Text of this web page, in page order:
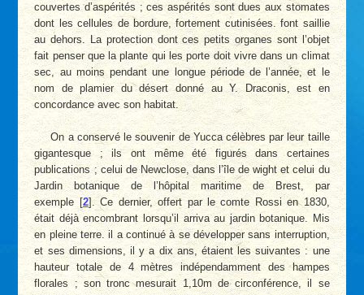
couvertes d’aspérités ; ces aspérités sont dues aux stomates
dont les cellules de bordure, fortement cutinisées. font saillie
au dehors. La protection dont ces petits organes sont l’objet
fait penser que la plante qui les porte doit vivre dans un climat
sec, au moins pendant une longue période de l’année, et le
nom de plamier du désert donné au Y. Draconis, est en
concordance avec son habitat.
On a conservé le souvenir de Yucca célèbres par leur taille
gigantesque ; ils ont même été figurés dans certaines
publications ; celui de Newclose, dans l’île de wight et celui du
Jardin botanique de l’hôpital maritime de Brest, par
exemple [2] . Ce dernier, offert par le comte Rossi en 1830,
était déjà encombrant lorsqu’il arriva au jardin botanique. Mis
en pleine terre. il a continué à se développer sans interruption,
et ses dimensions, il y a dix ans, étaient les suivantes : une
hauteur totale de 4 mètres indépendamment des hampes
florales ; son tronc mesurait 1,10m de circonférence, il se